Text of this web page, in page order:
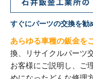
すぐにパーツの交換を勧
あらゆる車種の鈑金を
換、リサイクルパーツ
お客様にご説明し、ご